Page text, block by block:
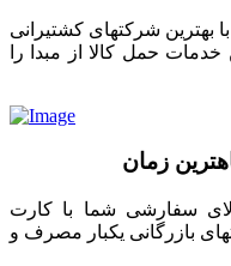
بهترین شرکتهای کشتیرانی
حمل کالا از مبدا را
زمان
سفارشی شما با کارت
بازرگانی یکبار مصرف و